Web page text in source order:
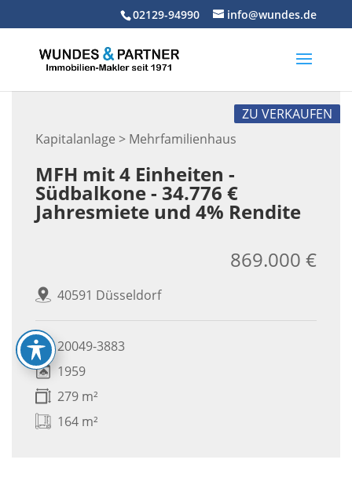
02129-94990 info@wundes.de
Kapitalanlage > Mehrfamilienhaus
ZU VERKAUFEN
MFH mit 4 Einheiten -
Südbalkone - 34.776 €
Jahresmiete und 4% Rendite
40591 Düsseldorf
869.000 €
20049-3883
1959
279 m²
164 m²